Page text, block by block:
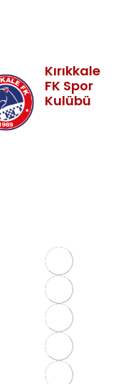
Kırıkkale
FK Spor
Kulübü